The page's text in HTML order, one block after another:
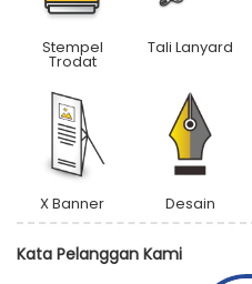
Stempel
Trodat
Tali Lanyard
X Banner Desain
Kata Pelanggan Kami